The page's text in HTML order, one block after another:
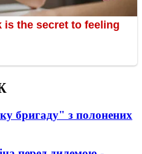
бригаду" з полонених